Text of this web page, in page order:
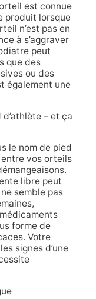
est connue
produit lorsque
n’est pas en
à s’aggraver
peut
que des
ou des
également une
– et ça
le nom de pied
entre vos orteils
libre peut
semble pas
forme de
Votre
signes d’une